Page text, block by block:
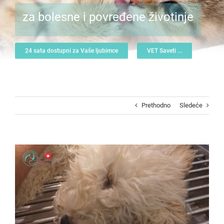
za bolesne i povređene životinje
24 sata dostupni za Vaše ljubimce VET Saveti ...
Prethodno Sledeće
View
Larger
Image